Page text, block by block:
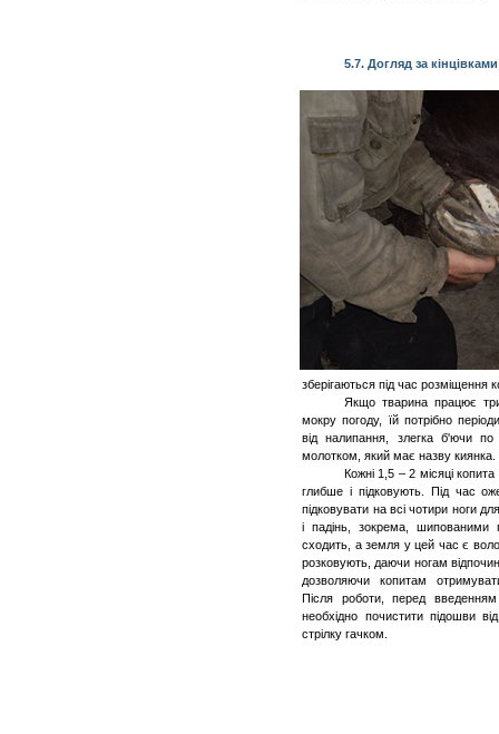
5.7. Догляд за
зберігаються під час розміщення
Якщо тварина працює
мокру погоду, їй потрібно
від налипання, злегка б'ючи по
молотком, який має назву киянка.
Кожні 1,5 – 2 місяці
глибше і підковують. Під час
підковувати на всі чотири ноги
і падінь, зокрема, шипованими
сходить, а земля у цей час є
розковують, даючи ногам
дозволяючи копитам
Після роботи, перед
необхідно почистити підошви
стрілку гачком.